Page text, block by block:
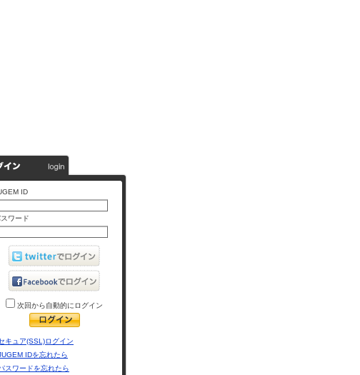
ID
スワード
次回から自動的にログイン
キュア(SSL)ログイン
IDを忘れたら
スワードを忘れたら